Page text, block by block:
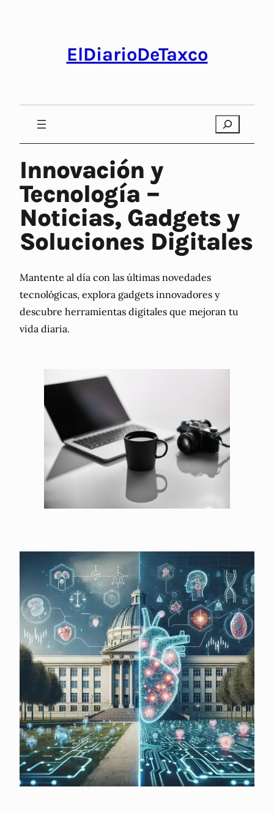
ElDiarioDeTaxco
Search
Innovación y
Tecnología –
Noticias, Gadgets y
Soluciones Digitales
Mantente al día con las últimas novedades
tecnológicas, explora gadgets innovadores y
descubre herramientas digitales que mejoran tu
vida diaria.